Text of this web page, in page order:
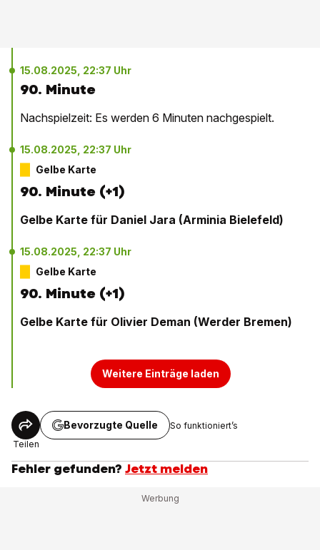
15.08.2025, 22:37 Uhr
90. Minute
Nachspielzeit: Es werden 6 Minuten nachgespielt.
15.08.2025, 22:37 Uhr
Gelbe Karte
90. Minute (+1)
Gelbe Karte für Daniel Jara (Arminia Bielefeld)
15.08.2025, 22:37 Uhr
Gelbe Karte
90. Minute (+1)
Gelbe Karte für Olivier Deman (Werder Bremen)
Weitere Einträge laden
Teilen
Bevorzugte Quelle So funktioniert’s
Fehler gefunden? Jetzt melden